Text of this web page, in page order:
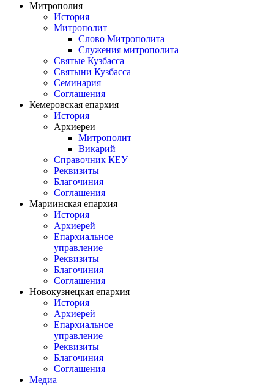
Митрополия
История
Митрополит
Слово Митрополита
Служения митрополита
Святые Кузбасса
Святыни Кузбасса
Семинария
Соглашения
Кемеровская епархия
История
Архиереи
Митрополит
Викарий
Справочник КЕУ
Реквизиты
Благочиния
Соглашения
Мариинская епархия
История
Архиерей
Епархиальное
управление
Реквизиты
Благочиния
Соглашения
Новокузнецкая епархия
История
Архиерей
Епархиальное
управление
Реквизиты
Благочиния
Соглашения
Медиа